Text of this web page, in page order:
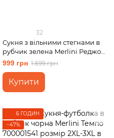
32
Сукня з вільними стегнами в
рубчик зелена Merlini Реджо
700001585 розмір S-M
999 грн 1 899 грн
Купити
6 ГОДИН
−47%